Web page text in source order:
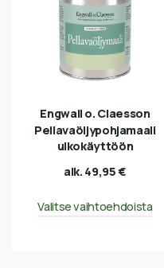
Engwall o. Claesson
Pellavaöljypohjamaali
ulkokäyttöön
alk. 49,95€
Valitse vaihtoehdoista